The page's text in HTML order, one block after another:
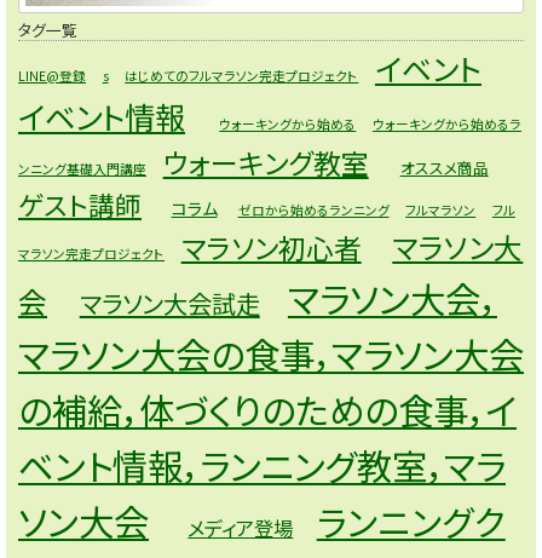
タグ一覧
LINE@登録 s はじめてのフルマラソン完走プロジェクト
イベント
イベント情報
ウォーキングから始める ウォーキングから始めるラ
ンニング基礎入門講座 ウォーキング教室 オススメ商品
ゲスト講師 コラム ゼロから始めるランニング フルマラソン フル
マラソン完走プロジェクト マラソン初心者
マラソン大
会
マラソン大会試走
マラソン大会，
マラソン大会の食事，マラソン大会
の補給，体づくりのための食事，イ
ベント情報，ランニング教室，マラ
ソン大会
メディア登場
ランニングク